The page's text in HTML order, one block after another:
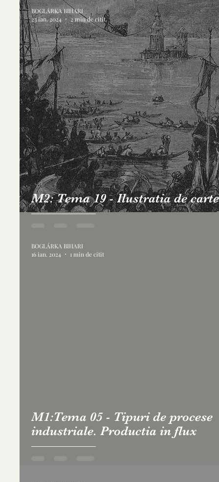
BOGLÁRKA BIHARI
23 ian. 2024
2 min de citit
M2: Tema 19 - Ilustratia de
BOGLÁRKA BIHARI
16 ian. 2024
1 min de citit
M1:Tema 05 - Tipuri de procese
industriale. Productia in flux